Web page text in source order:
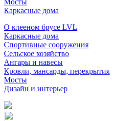
Мосты
Каркасные дома
О клееном брусе LVL
Каркасные дома
Спортивные сооружения
Сельское хозяйство
Ангары и навесы
Кровли, мансарды, перекрытия
Мосты
Дизайн и интерьер